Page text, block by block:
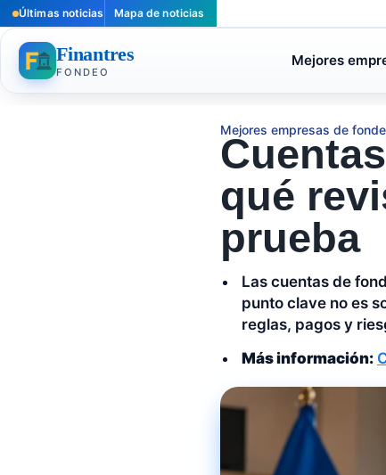
Últimas noticias Mapa de noticias
Finantres
FONDEO
Mejores
Mejores empresas de
qué
prueba
Las cuentas de
punto clave no es
reglas, pagos y
Más información: